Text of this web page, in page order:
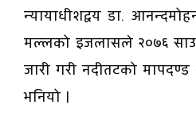
न्यायाधीशद्वय डा.
मल्लको इजलासले २०७६
जारी गरी नदीतटको
भनियो ।